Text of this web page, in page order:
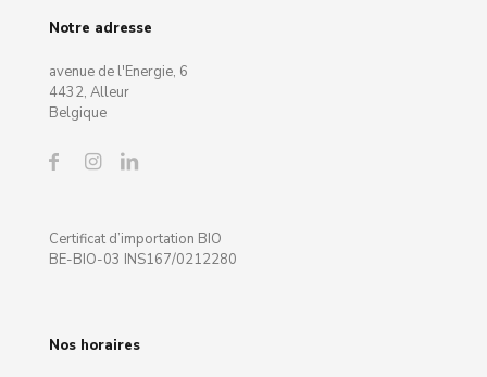
Notre adresse
avenue de l'Energie, 6
4432, Alleur
Belgique
Certificat d’importation BIO
BE-BIO-03 INS167/0212280
Nos horaires